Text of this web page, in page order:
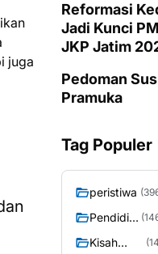
juga
Reformasi
Jadi Kunci
JKP Jatim
Pedoman
Pramuka
Tag Populer
peristiwa
Pendidik
Kisah